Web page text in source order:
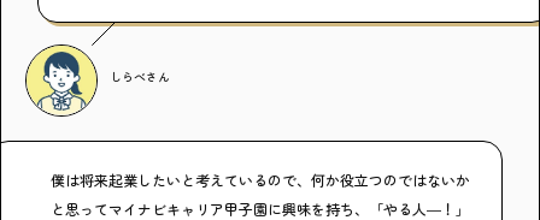
しらべさん
僕は将来起業したいと考えているので、何か役立つのではないか
と思ってマイナビキャリア甲子園に興味を持ち、「やる人―！」